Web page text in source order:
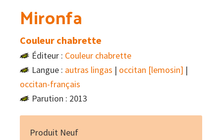
Mironfa
Couleur chabrette
Éditeur : Couleur chabrette
Langue : autras lingas | occitan [lemosin] |
occitan-français
Parution : 2013
Produit Neuf